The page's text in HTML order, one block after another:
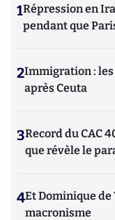
1Répression en
pendant que
2Immigration :
après Ceuta
3Record du CAC
que révèle le
4Et Dominique
macronisme